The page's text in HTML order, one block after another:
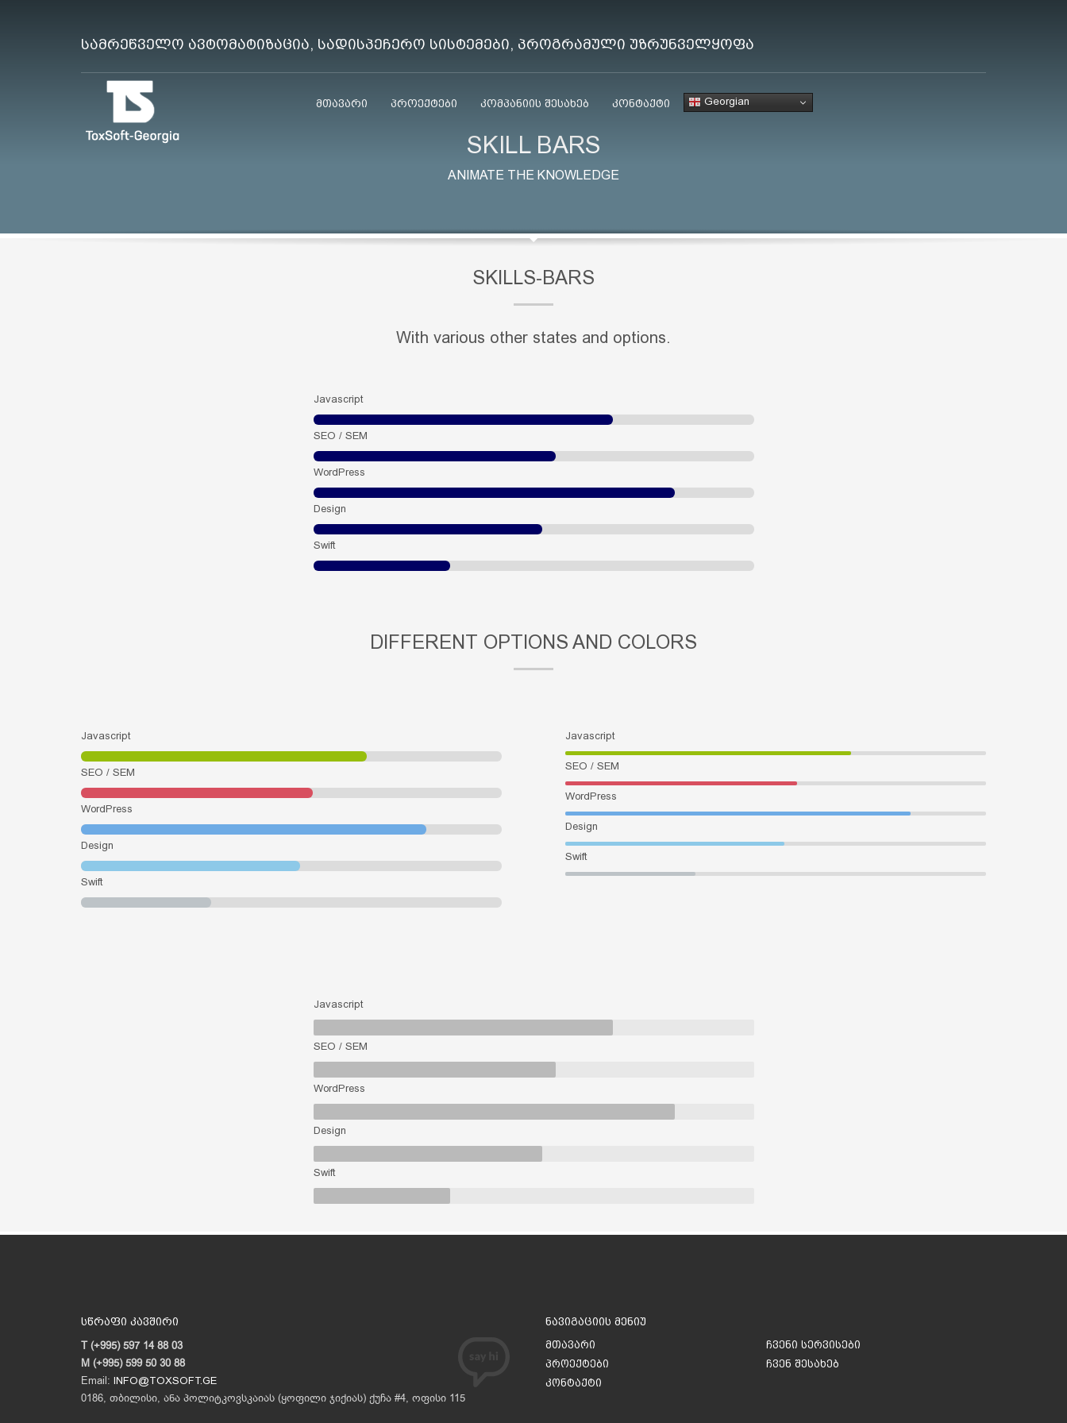
სამრეწველო ავტომატიზაცია, სადისპეჩერო სისტემები, პროგრამული უზრუნველყოფა
მთავარი პროექტები კომპანიის შესახებ კონტაქტი Georgian
SKILL BARS
ANIMATE THE KNOWLEDGE
SKILLS-BARS
With various other states and options.
Javascript
SEO / SEM
WordPress
Design
Swift
DIFFERENT OPTIONS AND COLORS
Javascript
SEO / SEM
WordPress
Design
Swift
Javascript
SEO / SEM
WordPress
Design
Swift
Javascript
SEO / SEM
WordPress
Design
Swift
სწრაფი კავშირი
T (+995) 597 14 88 03
M (+995) 599 50 30 88
Email: INFO@TOXSOFT.GE
0186, თბილისი, ანა პოლიტკოვსკაიას (ყოფილი ჯიქიას) ქუჩა #4, ოფისი 115
ნავიგაციის მენიუ
მთავარი
ჩვენი სერვისები
პროექტები
ჩვენ შესახებ
კონტაქტი